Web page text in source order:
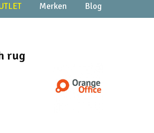
Merken Blog
rug